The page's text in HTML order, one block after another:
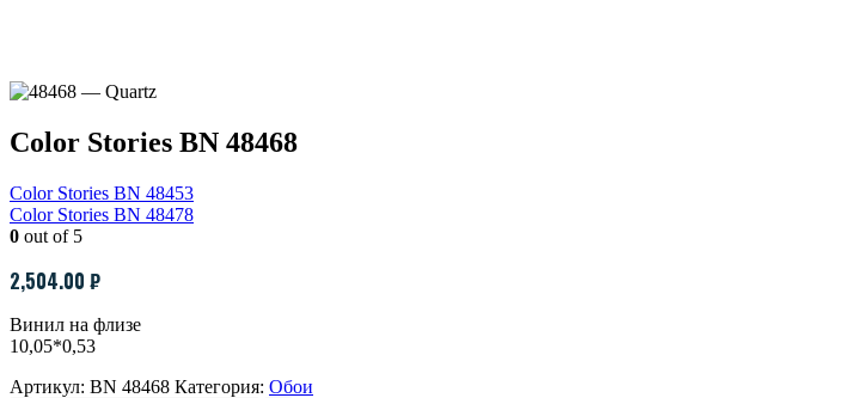
Color Stories BN 48468
Color Stories BN 48453
Color Stories BN 48478
0 out of 5
2,504.00 ₽
Винил на флизе
10,05*0,53
Артикул: BN 48468 Категория: Обои